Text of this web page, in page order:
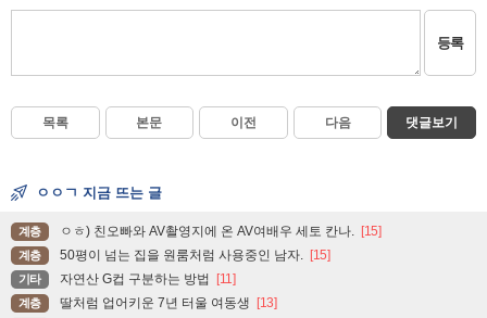
등록
목록 본문 이전 다음 댓글보기
ㅇㅇㄱ 지금 뜨는 글
계층 ㅇㅎ) 친오빠와 AV촬영지에 온 AV여배우 세토 칸나. [15]
계층 50평이 넘는 집을 원룸처럼 사용중인 남자. [15]
기타 자연산 G컵 구분하는 방법 [11]
계층 딸처럼 업어키운 7년 터울 여동생 [13]